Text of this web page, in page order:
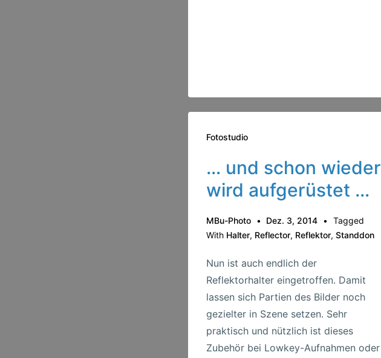
Fotostudio
… und schon wieder
wird aufgerüstet …
MBu-Photo Dez. 3, 2014
Tagged
With Halter, Reflector, Reflektor, Standdon
Nun ist auch endlich der
Reflektorhalter eingetroffen. Damit
lassen sich Partien des Bilder noch
gezielter in Szene setzen. Sehr
praktisch und nützlich ist dieses
Zubehör bei Lowkey-Aufnahmen oder